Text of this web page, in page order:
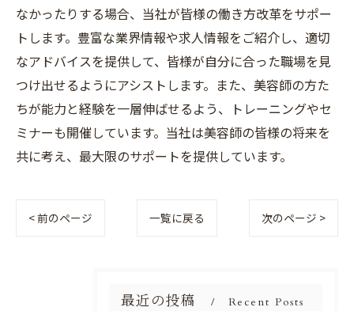
なかったりする場合、当社が皆様の働き方改革をサポー
トします。豊富な業界情報や求人情報をご紹介し、適切
なアドバイスを提供して、皆様が自分に合った職場を見
つけ出せるようにアシストします。また、美容師の方た
ちが能力と経験を一層伸ばせるよう、トレーニングやセ
ミナーも開催しています。当社は美容師の皆様の将来を
共に考え、最大限のサポートを提供しています。
< 前のページ 一覧に戻る 次のページ >
最近の投稿 Recent Posts